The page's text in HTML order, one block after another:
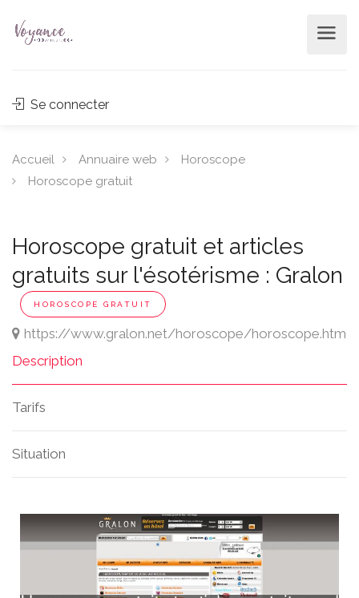
Se connecter
Accueil Annuaire web
Horoscope
Horoscope gratuit
Horoscope gratuit et articles
gratuits sur l'ésotérisme : Gralon
HOROSCOPE GRATUIT
https://www.gralon.net/horoscope/horoscope.htm
Description
Tarifs
Situation